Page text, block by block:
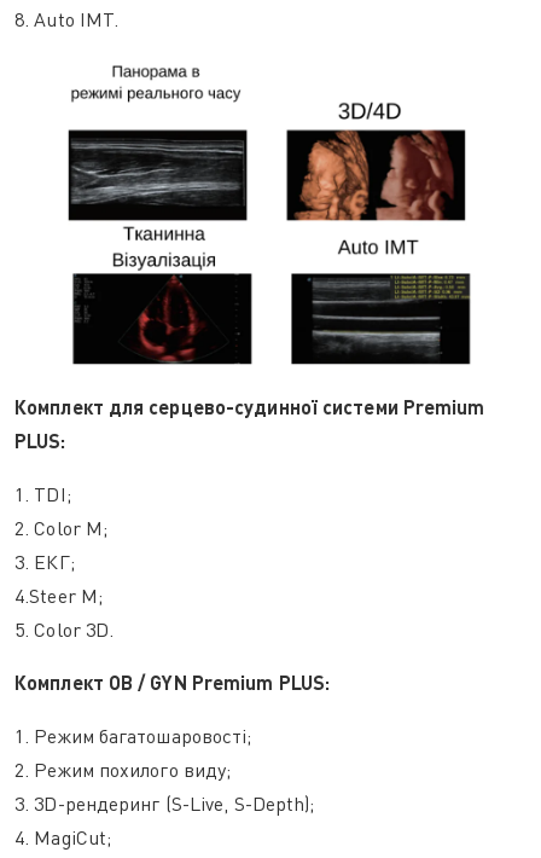
8. Auto IMT.
Комплект для серцево-судинної системи Premium
PLUS:
1. TDI;
2. Color M;
3. ЕКГ;
4.Steer M;
5. Color 3D.
Комплект OB / GYN Premium PLUS:
1. Режим багатошаровості;
2. Режим похилого виду;
3. 3D-рендеринг (S-Live, S-Depth);
4. MagiCut;